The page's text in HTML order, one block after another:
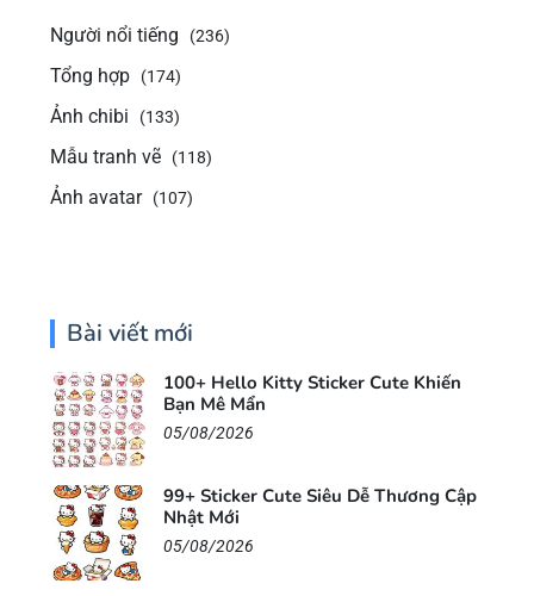
Người nổi tiếng (236)
Tổng hợp (174)
Ảnh chibi (133)
Mẫu tranh vẽ (118)
Ảnh avatar (107)
Bài viết mới
100+ Hello Kitty Sticker Cute Khiến
Bạn Mê Mẩn
05/08/2026
99+ Sticker Cute Siêu Dễ Thương Cập
Nhật Mới
05/08/2026